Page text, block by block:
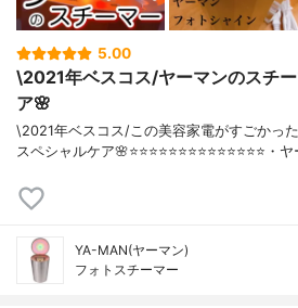
5.00
\2021年ベスコス/ヤーマンのスチ
ア🌸
\2021年ベスコス/この美容家電がすごかっ
スペシャルケア🌸⭐️⭐️⭐️⭐️⭐️⭐️⭐️⭐️⭐️⭐️⭐️⭐️⭐️⭐️
YA-MAN(ヤーマン)
フォトスチーマー